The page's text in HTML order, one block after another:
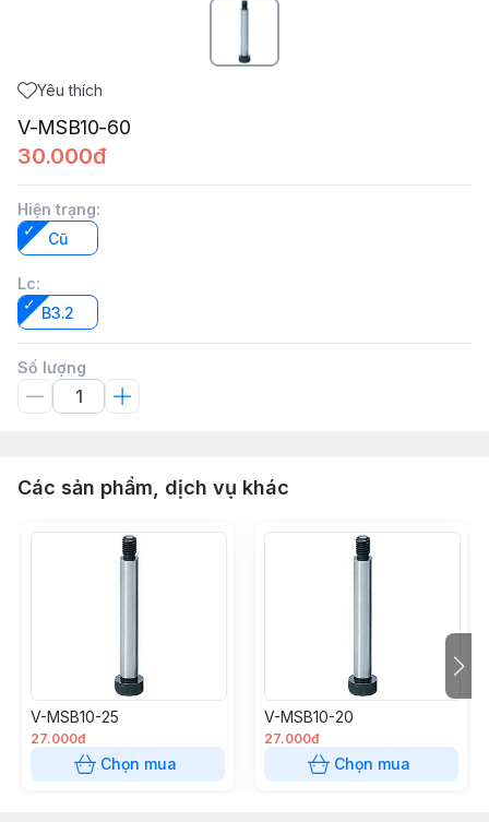
Yêu thích
V-MSB10-60
30.000đ
Hiện trạng:
Cũ
Lc:
B3.2
Số lượng
Các sản phẩm, dịch vụ khác
V-MSB10-25
27.000đ
Chọn mua
V-MSB10-20
27.000đ
Chọn mua